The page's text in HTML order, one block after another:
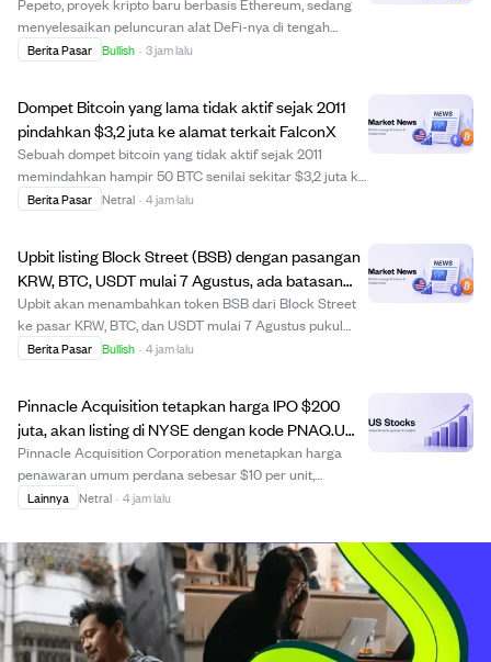
investor awal.
menyelesaikan peluncuran alat DeFi-nya di tengah
prediksi harga Ethereum yang bullish hingga $10.000
Berita Pasar Bullish · 3 jam lalu
Dompet Bitcoin yang lama tidak aktif sejak 2011
pindahkan $3,2 juta ke alamat terkait FalconX
Sebuah dompet bitcoin yang tidak aktif sejak 2011
memindahkan hampir 50 BTC senilai sekitar $3,2 juta ke
alamat SegWit yang terkait dengan broker kripto
Berita Pasar Netral · 4 jam lalu
Upbit listing Block Street (BSB) dengan pasangan
KRW, BTC, USDT mulai 7 Agustus, ada batasan
perdagangan awal.
Upbit akan menambahkan token BSB dari Block Street
ke pasar KRW, BTC, dan USDT mulai 7 Agustus pukul
15:00 KST, dengan dukungan deposit dan penarikan awal
Berita Pasar Bullish · 4 jam lalu
Pinnacle Acquisition tetapkan harga IPO $200
juta, akan listing di NYSE dengan kode PNAQ.U
mulai 7 Agustus 2026
Pinnacle Acquisition Corporation menetapkan harga
penawaran umum perdana sebesar $10 per unit,
mengumpulkan dana $200 juta dari 20 juta unit yang
Kelas A dan hak untuk menerima saham tambahan
sete...
Lainnya Netral · 4 jam lalu